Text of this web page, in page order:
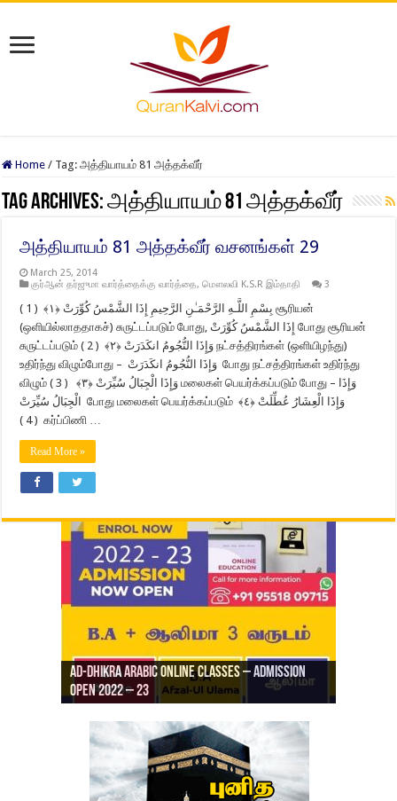
Home / Tag:அத்தியாயம் 81 அத்தக்வீர்
Tag Archives:அத்தியாயம் 81 அத்தக்வீர்
அத்தியாயம் 81 அத்தக்வீர் வசனங்கள் 29
March 25, 2014
குர்ஆன் தர்ஜுமா வார்த்தைக்கு வார்த்தை,மௌலவி K.S.R இம்தாதி 3
بِسْمِ اللَّـهِ الرَّحْمَـٰنِ الرَّحِيمِ إِذَا الشَّمْسُ كُوِّرَتْ ﴿١﴾ ( 1 ) சூரியன்
(ஒளியில்லாததாகச்) சுருட்டப்படும் போது, إِذَا الشَّمْسُ كُوِّرَتْ போது சூரியன்
சுருட்டப்படும் وَإِذَا النُّجُومُ انكَدَرَتْ ﴿٢﴾ ( 2 ) நட்சத்திரங்கள் (ஒளியிழந்து)
உதிர்ந்து விழும்போது – وَإِذَا النُّجُومُ انكَدَرَتْ போது நட்சத்திரங்கள் உதிர்ந்து
விழும் وَإِذَا الْجِبَالُ سُيِّرَتْ ﴿٣﴾ ( 3 ) மலைகள் பெயர்க்கப்படும் போது – وَإِذَا
الْجِبَالُ سُيِّرَتْ போது மலைகள் பெயர்க்கப்படும் وَإِذَا الْعِشَارُ عُطِّلَتْ ﴿٤﴾
( 4 ) கர்ப்பிணி …
Read More »
Ad-Dhikra Arabic Online Classes – Admission
Open 2022 – 23
Ad-Dhikra Arabic Online Classes – BA Arabic
AD DHIKRA ARABIC COLLEGE ADMISSION
ரியாத் ஜும்ஆ தமிழாக்கம், Jamia Al Hajiri
Masjid (Kuwait Masjid), Malaz, Riyadh